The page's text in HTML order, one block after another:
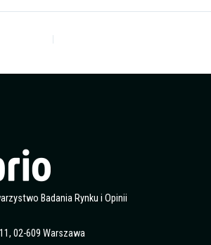
Badania Rynku i Opinii
02-609 Warszawa